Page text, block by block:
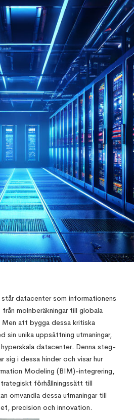
datacenter som informationens
molnberäkningar till globala
Men att bygga dessa kritiska
sin unika uppsättning utmaningar,
hyperskala datacenter. Denna steg-
i dessa hinder och visar hur
Modeling (BIM)-integrering,
förhållningssätt till
omvandla dessa utmaningar till
precision och innovation.